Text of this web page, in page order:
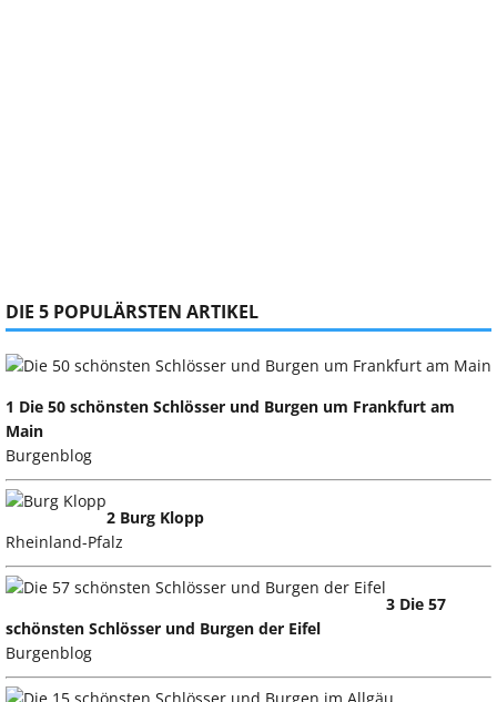
DIE 5 POPULÄRSTEN ARTIKEL
1 Die 50 schönsten Schlösser und Burgen um Frankfurt am
Main
Burgenblog
2 Burg Klopp
Rheinland-Pfalz
3 Die 57
schönsten Schlösser und Burgen der Eifel
Burgenblog